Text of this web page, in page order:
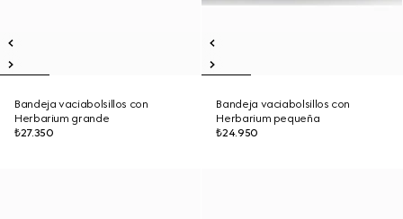
Bandeja vaciabolsillos con
Herbarium grande
₺27.350
Bandeja vaciabolsillos con
Herbarium pequeña
₺24.950